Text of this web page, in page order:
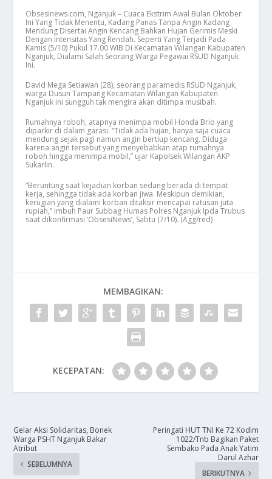
Obsesinews.com, Nganjuk – Cuaca Ekstrim Awal Bulan Oktober
Ini Yang Tidak Menentu, Kadang Panas Tanpa Angin Kadang
Mendung Disertai Angin Kencang Bahkan Hujan Gerimis Meski
Dengan Intensitas Yang Rendah. Seperti Yang Terjadi Pada
Kamis (5/10) Pukul 17.00 WIB Di Kecamatan Wilangan Kabupaten
Nganjuk, Dialami Salah Seorang Warga Pegawai RSUD Nganjuk
Ini.
David Mega Setiawan (28), seorang paramedis RSUD Nganjuk,
warga Dusun Tampang Kecamatan Wilangan Kabupaten
Nganjuk ini sungguh tak mengira akan ditimpa musibah.
Rumahnya roboh, atapnya menimpa mobil Honda Brio yang
diparkir di dalam garasi. “Tidak ada hujan, hanya saja cuaca
mendung sejak pagi namun angin bertiup kencang. Diduga
karena angin tersebut yang menyebabkan atap rumahnya
roboh hingga menimpa mobil,” ujar Kapolsek Wilangan AKP
Sukarlin.
“Beruntung saat kejadian korban sedang berada di tempat
kerja, sehingga tidak ada korban jiwa. Meskipun demikian,
kerugian yang dialami korban ditaksir mencapai ratusan juta
rupiah,” imbuh Paur Subbag Humas Polres Nganjuk Ipda Trubus
saat dikonfirmasi ‘ObsesiNews’, Sabtu (7/10). (Agg/red)
MEMBAGIKAN:
KECEPATAN:
​Gelar Aksi Solidaritas, Bonek
Warga PSHT Nganjuk Bakar
Atribut
SEBELUMNYA
Peringati HUT TNI Ke 72 Kodim
1022/Tnb Bagikan Paket
Sembako Pada Anak Yatim
Darul Azhar
BERIKUTNYA